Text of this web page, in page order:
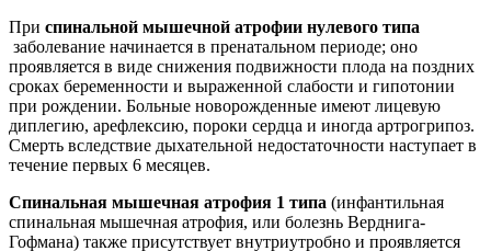
При спинальной мышечной атрофии нулевого типа
заболевание начинается в пренатальном периоде; оно
проявляется в виде снижения подвижности плода на поздних
сроках беременности и выраженной слабости и гипотонии
при рождении. Больные новорожденные имеют лицевую
диплегию, арефлексию, пороки сердца и иногда артрогрипоз.
Смерть вследствие дыхательной недостаточности наступает в
течение первых 6 месяцев.
Спинальная мышечная атрофия 1 типа (инфантильная
спинальная мышечная атрофия, или болезнь Верднига-
Гофмана) также присутствует внутриутробно и проявляется